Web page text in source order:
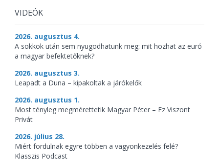
VIDEÓK
2026. augusztus 4.
A sokkok után sem nyugodhatunk meg: mit hozhat az euró
a magyar befektetőknek?
2026. augusztus 3.
Leapadt a Duna – kipakoltak a járókelők
2026. augusztus 1.
Most tényleg megmérettetik Magyar Péter – Ez Viszont
Privát
2026. július 28.
Miért fordulnak egyre többen a vagyonkezelés felé?
Klasszis Podcast